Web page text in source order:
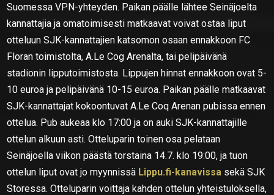
Suomessa VPN-yhteyden. Paikan päälle lähtee Seinäjoelta
kannattajia ja omatoimisesti matkaavat voivat ostaa liput
otteluun SJK-kannattajien katsomon osaan ennakkoon FC
Floran toimistolta, A.Le Cog Arenalta, tai pelipäivänä
stadionin lipputoimistosta. Lippujen hinnat ennakkoon ovat 5-
10 euroa ja pelipäivänä 10-15 euroa. Paikan päälle matkaavat
SJK-kannattajat kokoontuvat A.Le Coq Arenan pubissa ennen
ottelua. Pub aukeaa klo 17:00 ja on auki SJK-kannattajille
ottelun alkuun asti. Otteluparin toinen osa pelataan
Seinäjoella viikon päästä torstaina 14.7. klo 19:00, ja tuon
ottelun liput ovat jo myynnissä Lippu.fi-kanavissa sekä SJK
Storessa. Otteluparin voittaja kahden ottelun yhteistuloksella,